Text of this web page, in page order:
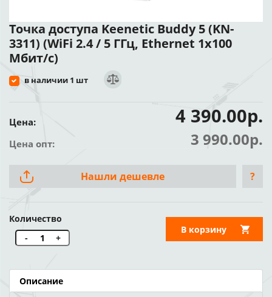
Точка доступа Keenetic Buddy 5 (KN-
3311) (WiFi 2.4 / 5 ГГц, Ethernet 1x100
Мбит/с)
в наличии 1 шт
Цена: 4 390.00р.
Цена опт: 3 990.00р.
Нашли дешевле ?
Количество
-
+
В корзину
Описание